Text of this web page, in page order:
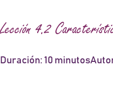
Lección 4.2
Duración: 10 minutos